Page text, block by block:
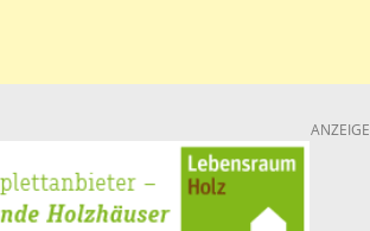
ANZEIGE